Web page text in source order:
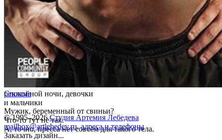
Спокойной ночи, девочки
и мальчики
Мужик, беременный от свиньи?
Что-то тут не так.
А, точно, пресса нет совсем для такого тела.
реклама
© 1995–2026 Студия Артемия Лебедева
mailbox@artlebedev.ru, адреса и телефоны
Заказать дизайн...